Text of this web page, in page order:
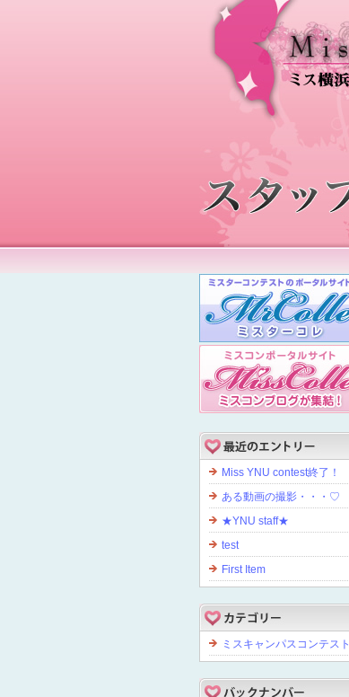
Miss YNU contest終了！
ある動画の撮影・・・♡
★YNU staff★
test
First Item
ミスキャンパスコンテスト